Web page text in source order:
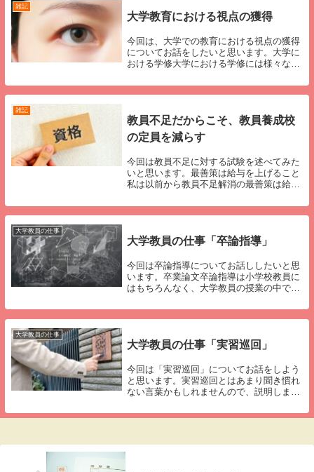
雑記
大学教育における視点の獲得
今回は、大学での教育における視点の獲得
についてお話をしたいと思います。大学に
おける学修大学における学修には様々なも
て、より特化した知識、技能を学びます。
そして、忘れていきます。おそらく、大卒
雑記
教員不足だからこそ、教員養成校
の定員を減らす
今回は教員不足に対する試験を述べてみた
いと思います。最善策は給与を上げること
私は以前から教員不足解消の最善策は給与
どうする、公務員として他の職業との整合
性が取れないなど、解決すべき問題はもち
大学教員の仕事
大学教員の仕事「卒論指導」
今回は卒論指導についてお話ししたいと思
います。卒業論文卒論指導は小学校教員に
はもちろんなく、大学教員の授業の中でも
して行う授業であり、最も重い授業の一つ
だと考えています。ちなみに、４年制大学
大学教員の仕事
大学教員の仕事「実習巡回」
今回は「実習巡回」についてお話をしよう
と思います。実習巡回とはあまり聞き慣れ
ない言葉かもしれませんので、説明しま
学の学部、学科で行われる仕事ではありま